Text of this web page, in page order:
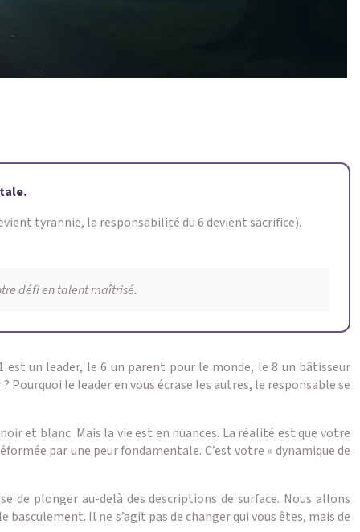
tyrannie, la responsabilité du 6 devient sacrifice).
défi en talent maîtrisé.
est un leader, le 6 un parent pour le monde, le 8 un bâtisseur
le leader en vous écrase les autres, le responsable se
et blanc. Mais la vie est en nuances. La réalité est que votre
par une peur fondamentale. C’est votre « dynamique de
plonger au-delà des descriptions de surface. Nous allons
Il ne s’agit pas de changer qui vous êtes, mais de